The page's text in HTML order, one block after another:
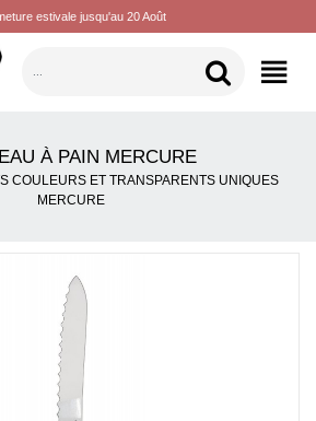
estivale jusqu'au 20 Août
À PAIN MERCURE
COULEURS ET TRANSPARENTS UNIQUES
MERCURE